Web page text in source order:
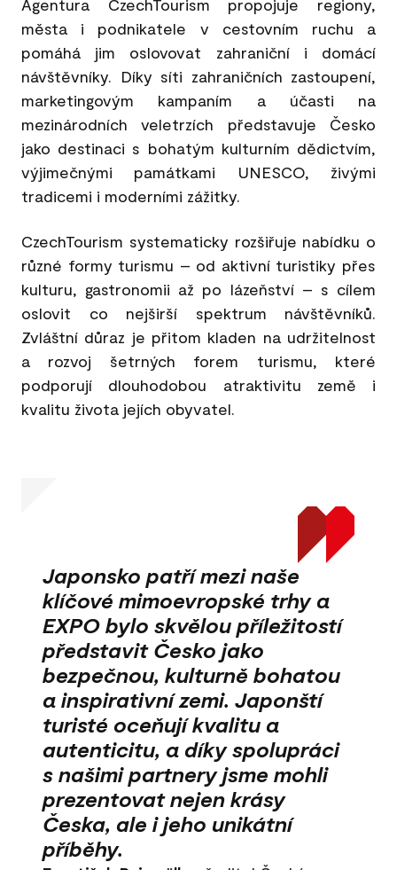
Agentura CzechTourism propojuje regiony,
města i podnikatele v cestovním ruchu a
pomáhá jim oslovovat zahraniční i domácí
návštěvníky. Díky síti zahraničních zastoupení,
marketingovým kampaním a účasti na
mezinárodních veletrzích představuje Česko
jako destinaci s bohatým kulturním dědictvím,
výjimečnými památkami UNESCO, živými
tradicemi i moderními zážitky.
CzechTourism systematicky rozšiřuje nabídku o
různé formy turismu – od aktivní turistiky přes
kulturu, gastronomii až po lázeňství – s cílem
oslovit co nejširší spektrum návštěvníků.
Zvláštní důraz je přitom kladen na udržitelnost
a rozvoj šetrných forem turismu, které
podporují dlouhodobou atraktivitu země i
kvalitu života jejích obyvatel.
Japonsko patří mezi naše
klíčové mimoevropské trhy a
EXPO bylo skvělou příležitostí
představit Česko jako
bezpečnou, kulturně bohatou
a inspirativní zemi. Japonští
turisté oceňují kvalitu a
autenticitu, a díky spolupráci
s našimi partnery jsme mohli
prezentovat nejen krásy
Česka, ale i jeho unikátní
příběhy.